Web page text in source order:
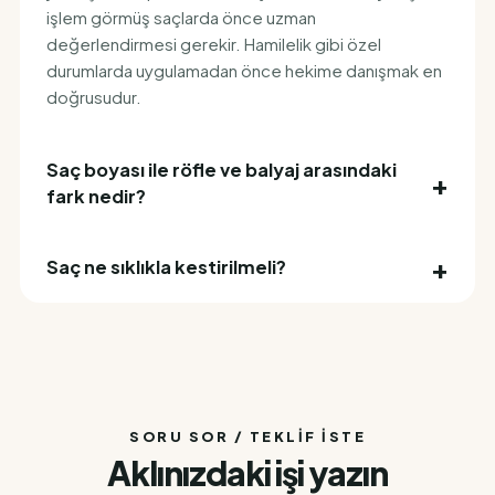
işlem görmüş saçlarda önce uzman
değerlendirmesi gerekir. Hamilelik gibi özel
durumlarda uygulamadan önce hekime danışmak en
doğrusudur.
Saç boyası ile röfle ve balyaj arasındaki
fark nedir?
Saç ne sıklıkla kestirilmeli?
SORU SOR / TEKLIF İSTE
Aklınızdaki işi yazın